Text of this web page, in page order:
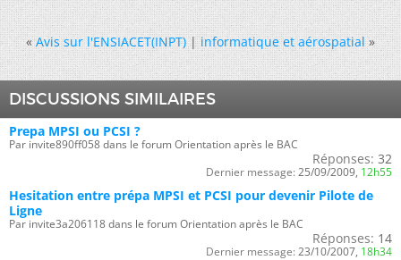
« Avis sur l'ENSIACET(INPT)|informatique et aérospatial »
DISCUSSIONS SIMILAIRES
Prepa MPSI ou PCSI ?
Par invite890ff058 dans le forum Orientation après le BAC
Réponses: 32
Dernier message: 25/09/2009, 12h55
Hesitation entre prépa MPSI et PCSI pour devenir Pilote de
Ligne
Par invite3a206118 dans le forum Orientation après le BAC
Réponses: 14
Dernier message: 23/10/2007, 18h34